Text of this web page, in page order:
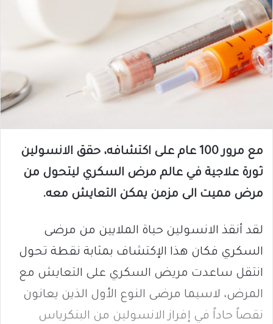
مع مرور 100 عام على اكتشافه، حقق الانسولين
ثورة علاجية في عالم مرض السكري ليتحول من
مرض مميت الى مزمن يمكن التعايش معه.
لقد أنقذ الانسولين حياة الملايين من مرضى
السكري فكان هذا الإكتشاف بمثابة نقطة تحول
انتقل ساعدت مريض السكري على التعايش مع
المرض، لاسيما مرضى النوع الأول الذين يعانون
نقصاً حاداً في إفراز الانسولين من البنكرياس